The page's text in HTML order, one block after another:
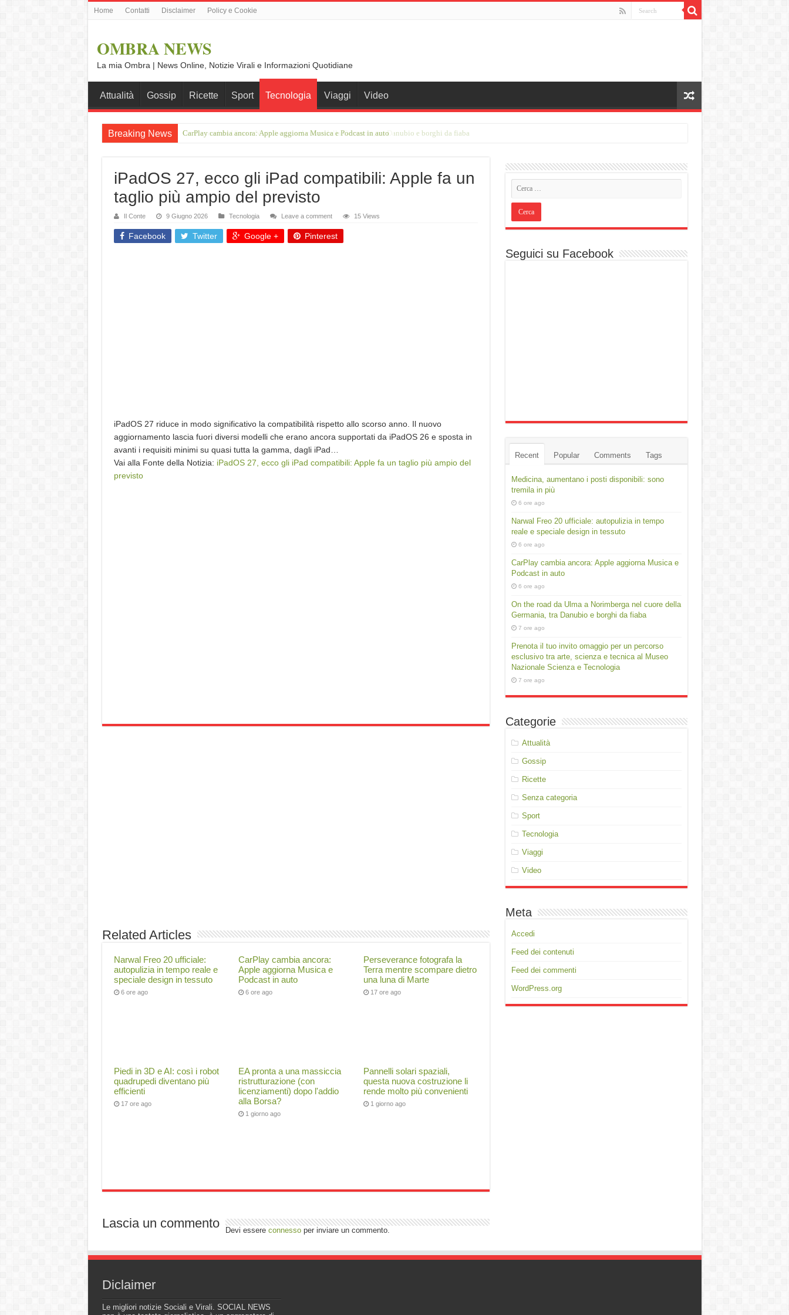
Home Contatti Disclaimer Policy e Cookie
OMBRA NEWS
La mia Ombra | News Online, Notizie Virali e Informazioni Quotidiane
Attualità Gossip Ricette Sport Tecnologia Viaggi Video
Breaking News On the road da Ulma a Norimberga nel cuore della Germania, tra Danubio e borghi da fiaba
iPadOS 27, ecco gli iPad compatibili: Apple fa un
taglio più ampio del previsto
Il Conte 9 Giugno 2026 Tecnologia Leave a comment 15 Views
Facebook Twitter Google + Pinterest
iPadOS 27 riduce in modo significativo la compatibilità rispetto allo scorso anno. Il nuovo
aggiornamento lascia fuori diversi modelli che erano ancora supportati da iPadOS 26 e sposta in
avanti i requisiti minimi su quasi tutta la gamma, dagli iPad…
Vai alla Fonte della Notizia: iPadOS 27, ecco gli iPad compatibili: Apple fa un taglio più ampio del
previsto
Related Articles
Narwal Freo 20 ufficiale:
autopulizia in tempo reale e
speciale design in tessuto
6 ore ago
CarPlay cambia ancora:
Apple aggiorna Musica e
Podcast in auto
6 ore ago
Perseverance fotografa la
Terra mentre scompare dietro
una luna di Marte
17 ore ago
Piedi in 3D e AI: così i robot
quadrupedi diventano più
efficienti
17 ore ago
EA pronta a una massiccia
ristrutturazione (con
licenziamenti) dopo l'addio
alla Borsa?
1 giorno ago
Pannelli solari spaziali,
questa nuova costruzione li
rende molto più convenienti
1 giorno ago
Lascia un commento Devi essere connessoper inviare un commento.
Seguici su Facebook
Recent Popular Comments Tags
Medicina, aumentano i posti disponibili: sono
tremila in più
6 ore ago
Narwal Freo 20 ufficiale: autopulizia in tempo
reale e speciale design in tessuto
6 ore ago
CarPlay cambia ancora: Apple aggiorna Musica e
Podcast in auto
6 ore ago
On the road da Ulma a Norimberga nel cuore della
Germania, tra Danubio e borghi da fiaba
7 ore ago
Prenota il tuo invito omaggio per un percorso
esclusivo tra arte, scienza e tecnica al Museo
Nazionale Scienza e Tecnologia
7 ore ago
Categorie
Attualità
Gossip
Ricette
Senza categoria
Sport
Tecnologia
Viaggi
Video
Meta
Accedi
Feed dei contenuti
Feed dei commenti
WordPress.org
Diclaimer
Le migliori notizie Sociali e Virali. SOCIAL NEWS